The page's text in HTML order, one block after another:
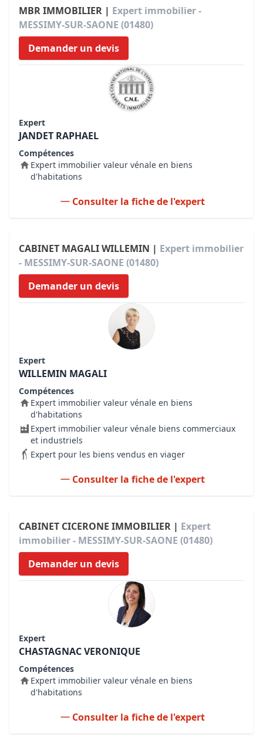
MBR IMMOBILIER | Expert immobilier -
MESSIMY-SUR-SAONE (01480)
Demander un devis
Expert
JANDET RAPHAEL
Compétences
Expert immobilier valeur vénale en biens
d'habitations
Consulter la fiche de l'expert
CABINET MAGALI WILLEMIN | Expert immobilier
- MESSIMY-SUR-SAONE (01480)
Demander un devis
Expert
WILLEMIN MAGALI
Compétences
Expert immobilier valeur vénale en biens
d'habitations
Expert immobilier valeur vénale biens commerciaux
et industriels
Expert pour les biens vendus en viager
Consulter la fiche de l'expert
CABINET CICERONE IMMOBILIER | Expert
immobilier - MESSIMY-SUR-SAONE (01480)
Demander un devis
Expert
CHASTAGNAC VERONIQUE
Compétences
Expert immobilier valeur vénale en biens
d'habitations
Consulter la fiche de l'expert